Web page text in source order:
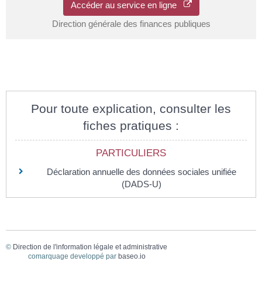
Accéder au service en ligne
Direction générale des finances publiques
Pour toute explication, consulter les
fiches pratiques :
PARTICULIERS
Déclaration annuelle des données sociales unifiée
(DADS-U)
© Direction de l'information légale et administrative
comarquage developpé par baseo.io